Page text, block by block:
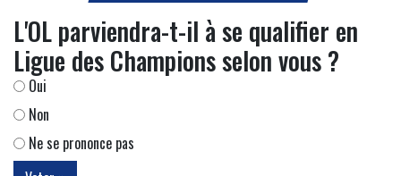
L'OL parviendra-t-il à se qualifier en
Ligue des Champions selon vous ?
Oui
Non
Ne se prononce pas